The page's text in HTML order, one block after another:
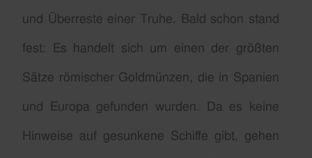
und Überreste einer Truhe. Bald schon stand
fest: Es handelt sich um einen der größten
Sätze römischer Goldmünzen, die in Spanien
und Europa gefunden wurden. Da es keine
Hinweise auf gesunkene Schiffe gibt, gehen